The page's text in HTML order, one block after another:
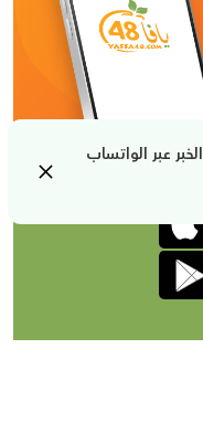
عبر الواتساب